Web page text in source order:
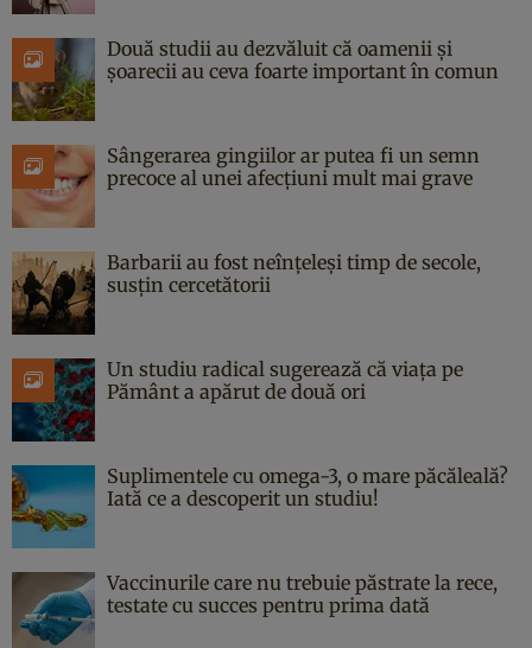
Două studii au dezvăluit că oamenii și
șoarecii au ceva foarte important în comun
Sângerarea gingiilor ar putea fi un semn
precoce al unei afecțiuni mult mai grave
Barbarii au fost neînțeleși timp de secole,
susțin cercetătorii
Un studiu radical sugerează că viața pe
Pământ a apărut de două ori
Suplimentele cu omega-3, o mare păcăleală?
Iată ce a descoperit un studiu!
Vaccinurile care nu trebuie păstrate la rece,
testate cu succes pentru prima dată